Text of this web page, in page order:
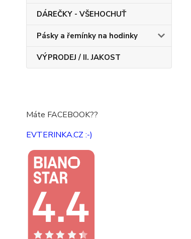
DÁREČKY - VŠEHOCHUŤ
Pásky a řemínky na hodinky
VÝPRODEJ / II. JAKOST
Máte FACEBOOK??
EVTERINKA.CZ :-)